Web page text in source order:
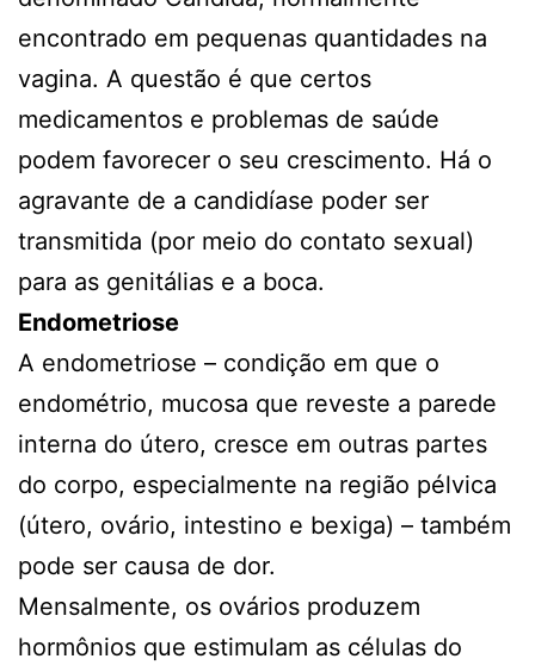
encontrado em pequenas quantidades na
vagina. A questão é que certos
medicamentos e problemas de saúde
podem favorecer o seu crescimento. Há o
agravante de a candidíase poder ser
transmitida (por meio do contato sexual)
para as genitálias e a boca.
Endometriose
A endometriose – condição em que o
endométrio, mucosa que reveste a parede
interna do útero, cresce em outras partes
do corpo, especialmente na região pélvica
(útero, ovário, intestino e bexiga) – também
pode ser causa de dor.
Mensalmente, os ovários produzem
hormônios que estimulam as células do